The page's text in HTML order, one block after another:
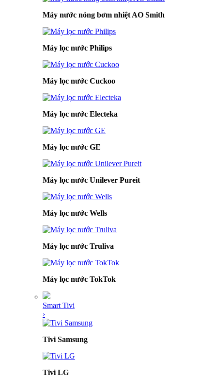
Máy nước nóng bơm nhiệt AO Smith
Máy lọc nước Philips
Máy lọc nước Cuckoo
Máy lọc nước Electeka
Máy lọc nước GE
Máy lọc nước Unilever Pureit
Máy lọc nước Wells
Máy lọc nước Truliva
Máy lọc nước TokTok
Smart Tivi
›
Tivi Samsung
Tivi LG